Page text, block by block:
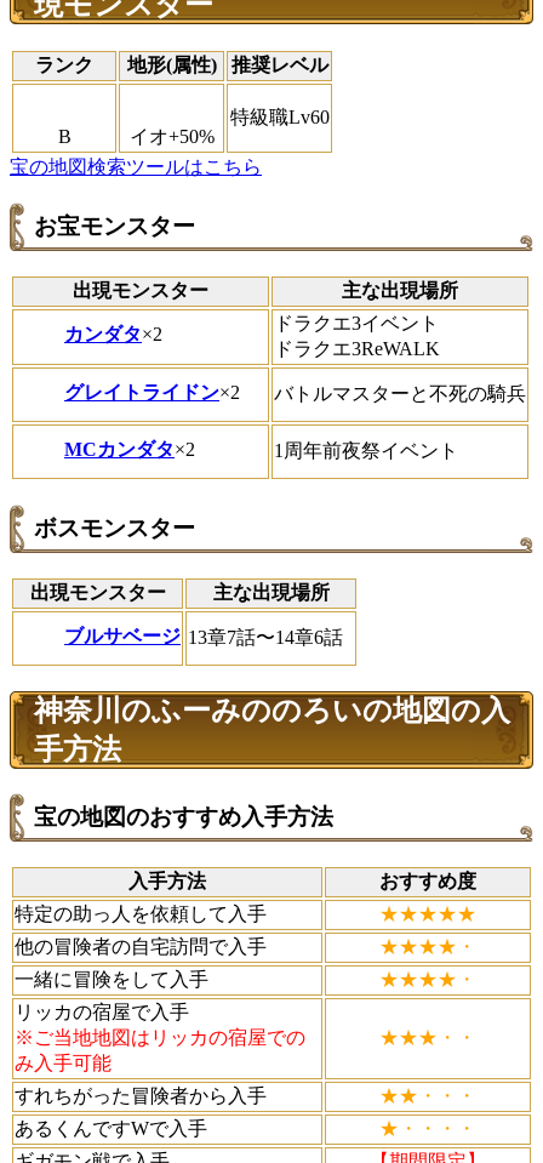
ランク 地形(属性) 推奨レベル
B イオ+50%
特級職Lv60
宝の地図検索ツールはこちら
お宝モンスター
出現モンスター 主な出現場所
カンダタ×2
ドラクエ3イベント
ドラクエ3ReWALK
グレイトライドン×2 バトルマスターと不死の騎兵
MCカンダタ×2 1周年前夜祭イベント
ボスモンスター
出現モンスター 主な出現場所
ブルサベージ 13章7話〜14章6話
神奈川のふーみののろいの地図の入
手方法
宝の地図のおすすめ入手方法
入手方法
おすすめ度
特定の助っ人を依頼して入手
★★★★★
他の冒険者の自宅訪問で入手
★★★★・
一緒に冒険をして入手
★★★★・
リッカの宿屋で入手
※ご当地地図はリッカの宿屋での
み入手可能
★★★・・
すれちがった冒険者から入手
★★・・・
あるくんですWで入手
★・・・・